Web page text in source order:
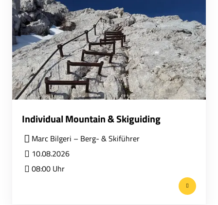
Individual Mountain & Skiguiding
Marc Bilgeri – Berg- & Skiführer
10.08.2026
08:00 Uhr